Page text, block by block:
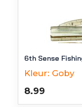
6th Sense
Kleur: Goby
8.99